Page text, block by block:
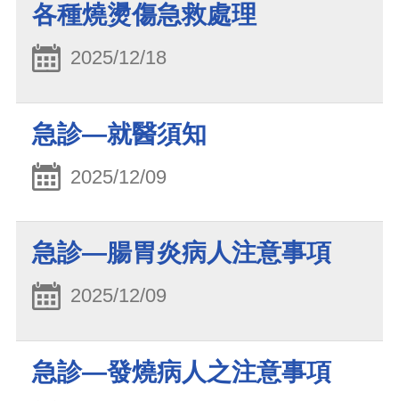
各種燒燙傷急救處理
2025/12/18
急診—就醫須知
2025/12/09
急診—腸胃炎病人注意事項
2025/12/09
急診—發燒病人之注意事項